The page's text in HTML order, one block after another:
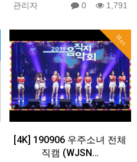
관리자 0 1,791
Hot
[4K] 190906 우주소녀 전체
직캠 (WJSN…